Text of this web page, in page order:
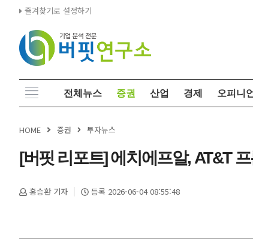
즐겨찾기로 설정하기
전체뉴스 증권 산업 경제 오피니언
HOME 증권 투자뉴스
[버핏 리포트] 에치에프알, AT&T
홍승환 기자 등록 2026-06-04 08:55:48